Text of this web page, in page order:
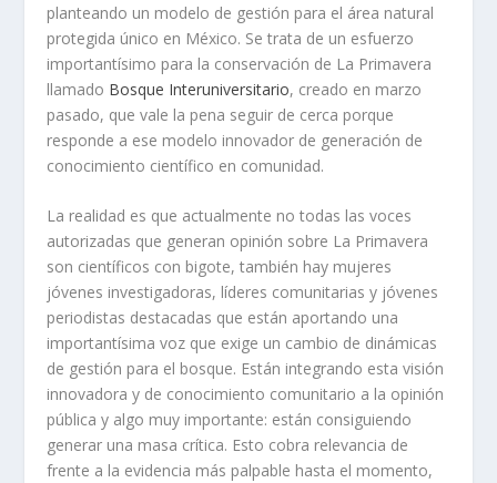
planteando un modelo de gestión para el área natural
protegida único en México. Se trata de un esfuerzo
importantísimo para la conservación de La Primavera
llamado Bosque Interuniversitario, creado en marzo
pasado, que vale la pena seguir de cerca porque
responde a ese modelo innovador de generación de
conocimiento científico en comunidad.
La realidad es que actualmente no todas las voces
autorizadas que generan opinión sobre La Primavera
son científicos con bigote, también hay mujeres
jóvenes investigadoras, líderes comunitarias y jóvenes
periodistas destacadas que están aportando una
importantísima voz que exige un cambio de dinámicas
de gestión para el bosque. Están integrando esta visión
innovadora y de conocimiento comunitario a la opinión
pública y algo muy importante: están consiguiendo
generar una masa crítica. Esto cobra relevancia de
frente a la evidencia más palpable hasta el momento,